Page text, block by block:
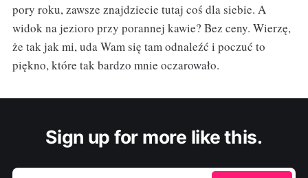
pory roku, zawsze znajdziecie tutaj coś dla siebie. A
widok na jezioro przy porannej kawie? Bez ceny. Wierzę,
że tak jak mi, uda Wam się tam odnaleźć i poczuć to
piękno, które tak bardzo mnie oczarowało.
Sign up for more like this.